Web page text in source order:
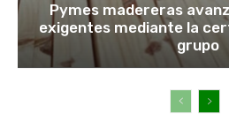
Pymes madereras
exigentes mediante la
grupo